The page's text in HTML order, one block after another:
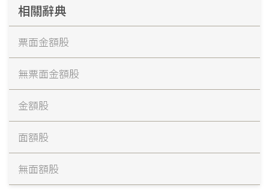
相關辭典
票面金額股
無票面金額股
金額股
面額股
無面額股